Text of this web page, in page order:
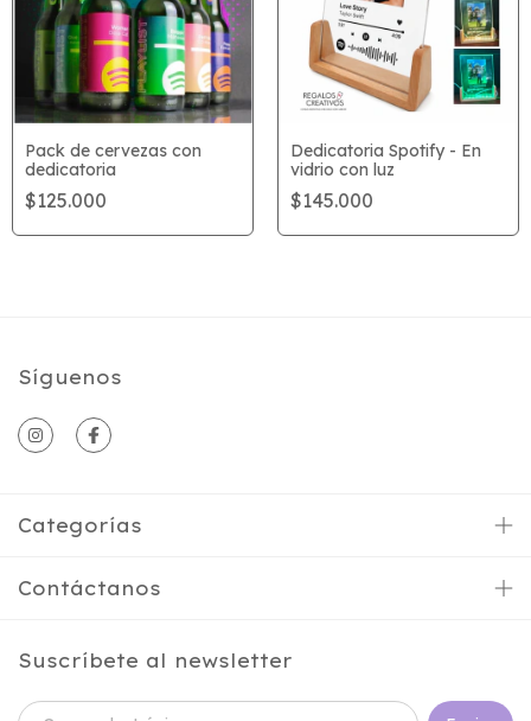
Pack de cervezas con
dedicatoria
$125.000
Dedicatoria Spotify - En
vidrio con luz
$145.000
Síguenos
Categorías
Contáctanos
Suscríbete al newsletter